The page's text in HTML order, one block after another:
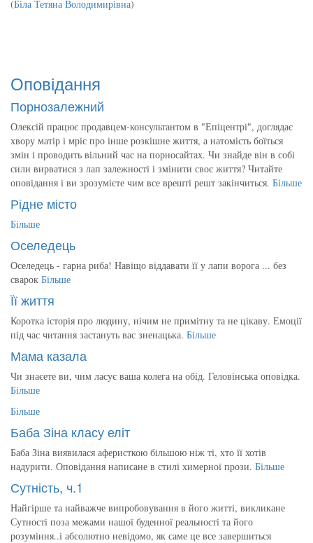
(Біла Тетяна Володимирівна)
Оповідання
Порнозалежний
Олексій працює продавцем-консультантом в "Епіцентрі", доглядає
хвору матір і мріє про інше розкішне життя, а натомість боїться
змін і проводить вільний час на порносайтах. Чи знайде він в собі
сили вирватися з лап залежності і змінити своє життя? Читайте
оповідання і ви зрозумієте чим все врешті решт закінчиться. Більше
Рідне місто
Більше
Оселедець
Оселедець - гарна риба! Навіщо віддавати її у лапи ворога ... без
сварок Більше
Її життя
Коротка історія про людину, нічим не примітну та не цікаву. Емоції
під час читання застануть вас зненацька. Більше
Мама казала
Чи знаєете ви, чим ласує ваша колега на обід. Геловінська оповідка.
Більше
Більше
Баба Зіна класу еліт
Баба Зіна виявилася аферисткою більшою ніж ті, хто її хотів
надурити. Оповідання написане в стилі химерної прози. Більше
Сутність, ч.1
Найгірше та найважче випробовування в його житті, викликане
Сутності поза межами нашої буденної реальності та його
розуміння..і абсолютно невідомо, як саме це все завершиться